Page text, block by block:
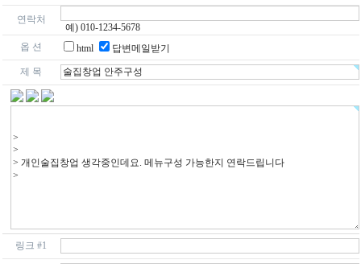
연락처
예) 010-1234-5678
옵 션
html 답변메일받기
제 목
링크 #1